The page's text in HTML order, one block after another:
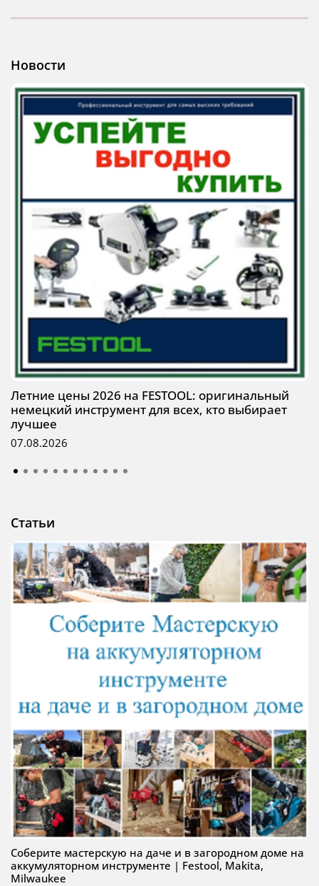
Новости
Летние цены 2026 на FESTOOL: оригинальный
немецкий инструмент для всех, кто выбирает
лучшее
07.08.2026
Статьи
Соберите мастерскую на даче и в загородном доме на
аккумуляторном инструменте | Festool, Makita,
Milwaukee